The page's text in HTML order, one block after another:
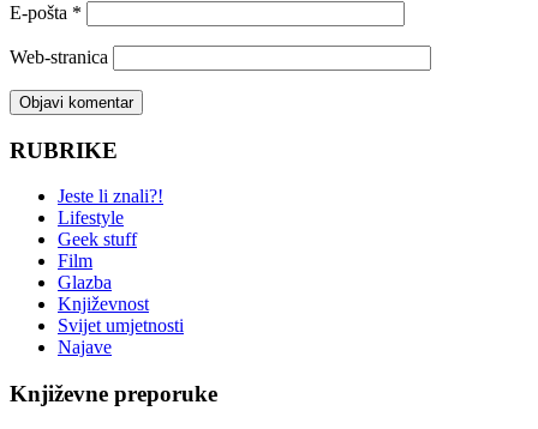
E-pošta *
Web-stranica
RUBRIKE
Jeste li znali?!
Lifestyle
Geek stuff
Film
Glazba
Književnost
Svijet umjetnosti
Najave
Književne preporuke